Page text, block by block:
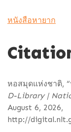
หนังสือหายาก
หอสมุดแห่งชาติ,
D-Library |
August 6, 2026,
http://